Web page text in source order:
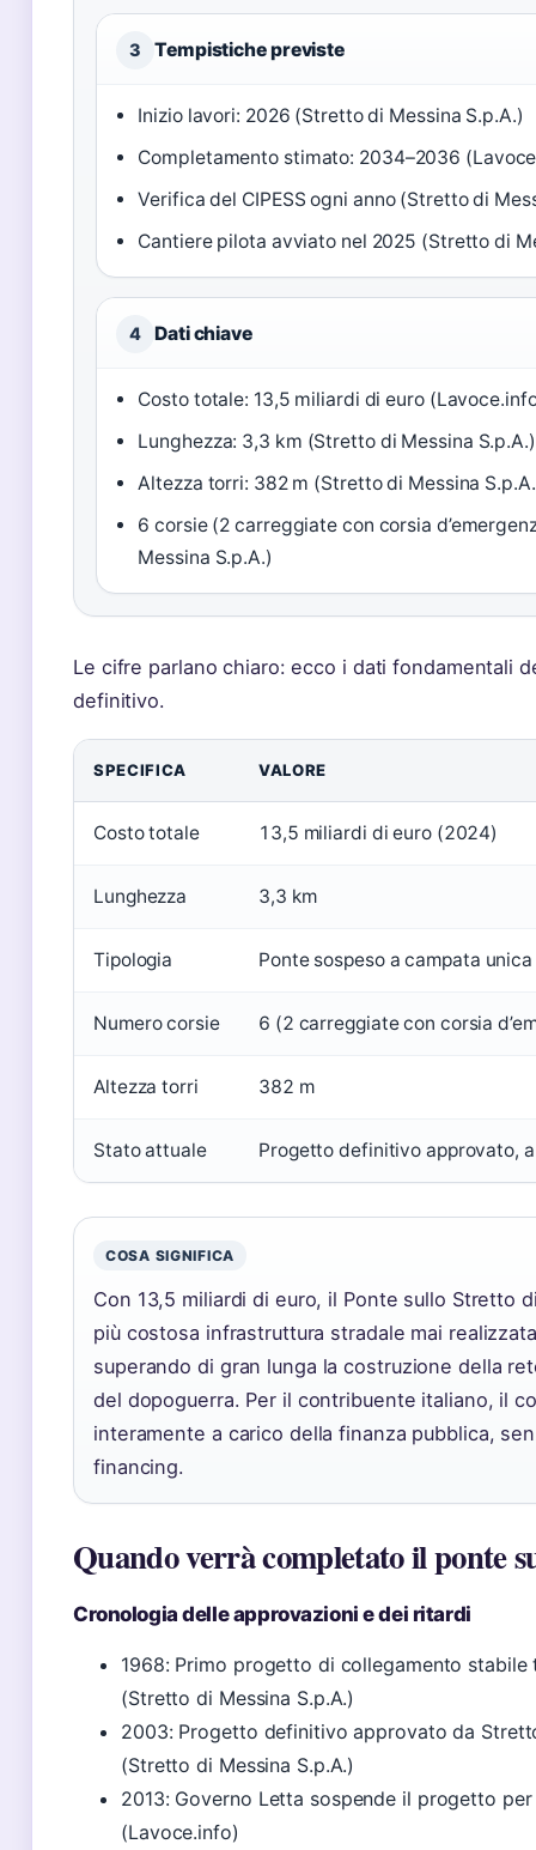
3 Tempistiche previste
Inizio lavori: 2026 (Stretto di Messina S.p.A.)
Completamento stimato: 2034–2036
Verifica del CIPESS ogni anno (Stretto di
Cantiere pilota avviato nel 2025 (Stretto di
4 Dati chiave
Costo totale: 13,5 miliardi di euro
Lunghezza: 3,3 km (Stretto di Messina S.p.A.)
Altezza torri: 382 m (Stretto di Messina
6 corsie (2 carreggiate con corsia
Messina S.p.A.)
Le cifre parlano chiaro: ecco i dati fondamentali
definitivo.
SPECIFICA VALORE
Costo totale 13,5 miliardi di euro (2024)
Lunghezza 3,3 km
Tipologia Ponte sospeso a campata unica
Numero corsie 6 (2 carreggiate con corsia
Altezza torri 382 m
Stato attuale Progetto definitivo approvato,
COSA SIGNIFICA
Con 13,5 miliardi di euro, il Ponte sullo Stretto
più costosa infrastruttura stradale mai
superando di gran lunga la costruzione della
del dopoguerra. Per il contribuente italiano, il
interamente a carico della finanza pubblica,
financing.
Quando verrà completato il ponte
Cronologia delle approvazioni e dei ritardi
1968: Primo progetto di collegamento stabile
(Stretto di Messina S.p.A.)
2003: Progetto definitivo approvato da
(Stretto di Messina S.p.A.)
2013: Governo Letta sospende il progetto
(Lavoce.info)